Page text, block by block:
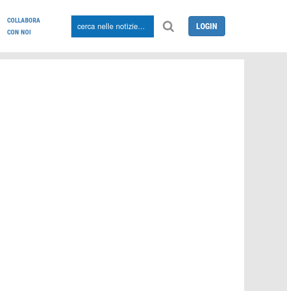
COLLABORA
CON NOI
LOGIN